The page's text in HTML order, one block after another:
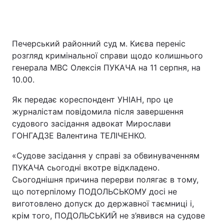
Печерський районний суд м. Києва переніс
розгляд кримінальної справи щодо колишнього
генерала МВС Олексія ПУКАЧА на 11 серпня, на
10.00.
Як передає кореспондент УНІАН, про це
журналістам повідомила після завершення
судового засідання адвокат Мирослави
ГОНГАДЗЕ Валентина ТЕЛІЧЕНКО.
«Судове засідання у справі за обвинуваченням
ПУКАЧА сьогодні вкотре відкладено.
Сьогоднішня причина перерви полягає в тому,
що потерпілому ПОДОЛЬСЬКОМУ досі не
виготовлено допуск до державної таємниці і,
крім того, ПОДОЛЬСЬКИЙ не з’явився на судове